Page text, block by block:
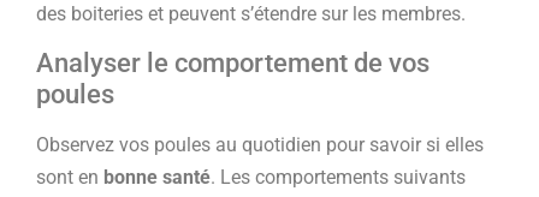
des boiteries et peuvent s’étendre sur les membres.
Analyser le comportement de vos
poules
Observez vos poules au quotidien pour savoir si elles
sont en bonne santé. Les comportements suivants